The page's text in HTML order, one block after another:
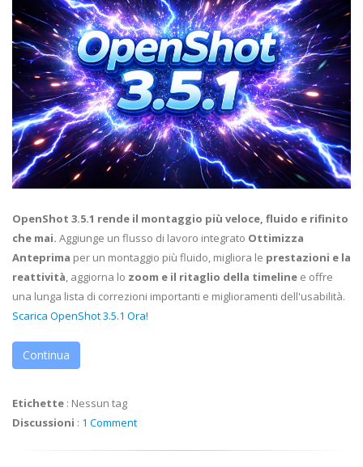
OpenShot 3.5.1 rende il montaggio più veloce, fluido e rifinito
che mai. Aggiunge un flusso di lavoro integrato Ottimizza
Anteprima per un montaggio più fluido, migliora le prestazioni e la
reattività, aggiorna lo zoom e il ritaglio della timeline e offre
una lunga lista di correzioni importanti e miglioramenti dell'usabilità.
Scarica OpenShot 3.5.1 Ora!
Continua
Etichette : Nessun tag
Discussioni : 1 Comment